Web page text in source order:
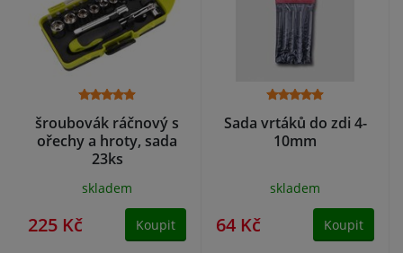
šroubovák ráčnový s
ořechy a hroty, sada
23ks
skladem
225 Kč Koupit
Sada vrtáků do zdi 4-
10mm
skladem
64 Kč Koupit